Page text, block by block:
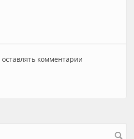
комментарии